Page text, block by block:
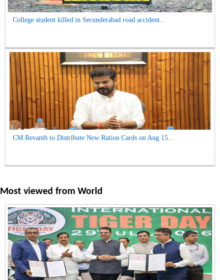
College student killed in Secunderabad road accident...
CM Revanth to Distribute New Ration Cards on Aug 15...
Most viewed from World